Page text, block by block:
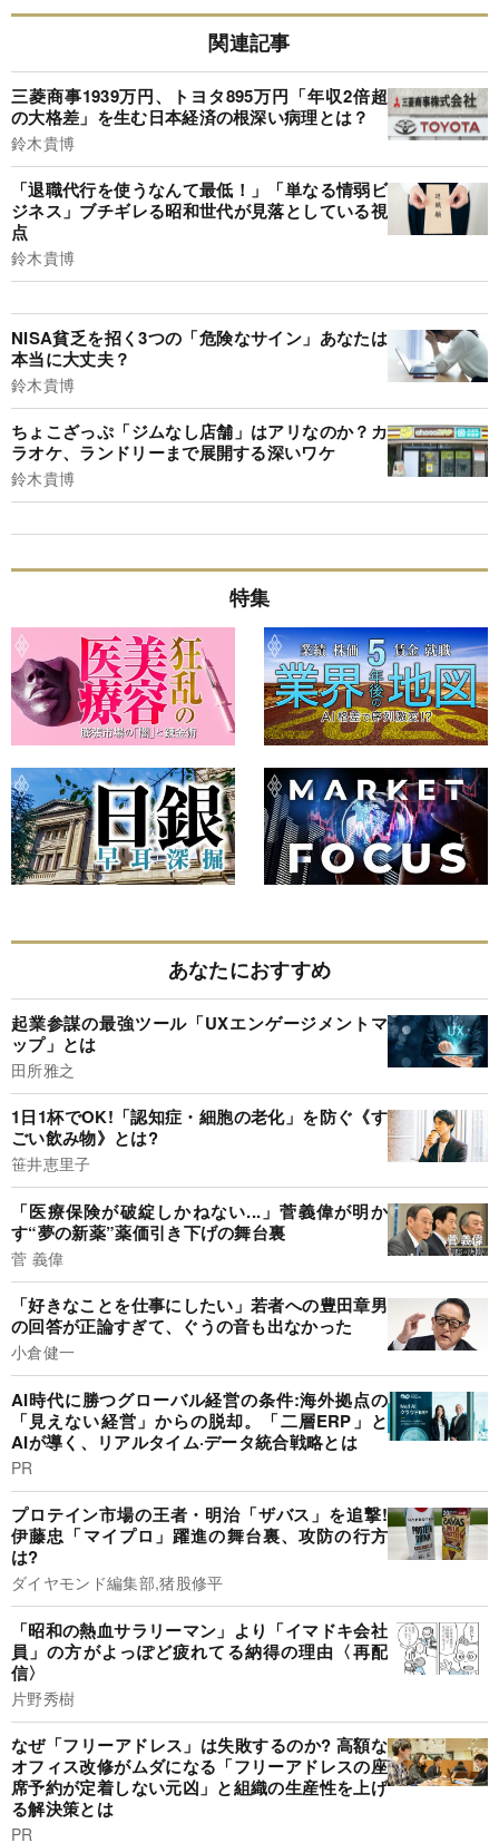
関連記事
三菱商事1939万円、トヨタ895万円「年収2倍超
の大格差」を生む日本経済の根深い病理とは？
鈴木貴博
「退職代行を使うなんて最低！」「単なる情弱ビ
ジネス」ブチギレる昭和世代が見落としている視
点
鈴木貴博
NISA貧乏を招く3つの「危険なサイン」あなたは
本当に大丈夫？
鈴木貴博
ちょこざっぷ「ジムなし店舗」はアリなのか？カ
ラオケ、ランドリーまで展開する深いワケ
鈴木貴博
特集
あなたにおすすめ
起業参謀の最強ツール「UXエンゲージメントマ
ップ」とは
田所雅之
1日1杯でOK!「認知症・細胞の老化」を防ぐ《す
ごい飲み物》とは?
笹井恵里子
「医療保険が破綻しかねない...」菅義偉が明か
す“夢の新薬”薬価引き下げの舞台裏
菅 義偉
「好きなことを仕事にしたい」若者への豊田章男
の回答が正論すぎて、ぐうの音も出なかった
小倉健一
AI時代に勝つグローバル経営の条件:海外拠点の
「見えない経営」からの脱却。「二層ERP」と
AIが導く、リアルタイム·データ統合戦略とは
PR
プロテイン市場の王者・明治「ザバス」を追撃!
伊藤忠「マイプロ」躍進の舞台裏、攻防の行方
は?
ダイヤモンド編集部,猪股修平
「昭和の熱血サラリーマン」より「イマドキ会社
員」の方がよっぽど疲れてる納得の理由〈再配
信〉
片野秀樹
なぜ「フリーアドレス」は失敗するのか? 高額な
オフィス改修がムダになる「フリーアドレスの座
席予約が定着しない元凶」と組織の生産性を上げ
る解決策とは
PR